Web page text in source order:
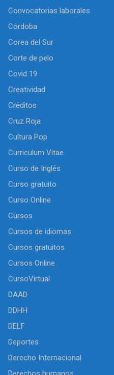
Convocatorias laborales
Córdoba
Corea del Sur
Corte de pelo
Covid 19
Creatividad
Créditos
Cruz Roja
Cultura Pop
Curriculum Vitae
Curso de Inglés
Curso gratuito
Curso Online
Cursos
Cursos de idiomas
Cursos gratuitos
Cursos Online
CursoVirtual
DAAD
DDHH
DELF
Deportes
Derecho Internacional